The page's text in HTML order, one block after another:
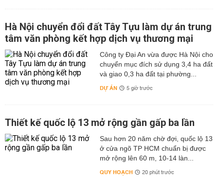
Hà Nội chuyển đổi đất Tây Tựu làm dự án trung
tâm văn phòng kết hợp dịch vụ thương mại
Công ty Đại An vừa được Hà Nội cho
chuyển mục đích sử dụng 3,4 ha đất
và giao 0,3 ha đất tại phường...
DỰ ÁN 5 giờ trước
Thiết kế quốc lộ 13 mở rộng gần gấp ba lần
Sau hơn 20 năm chờ đợi, quốc lộ 13
ở cửa ngõ TP HCM chuẩn bị được
mở rộng lên 60 m, 10-14 làn...
QUY HOẠCH 20 phút trước